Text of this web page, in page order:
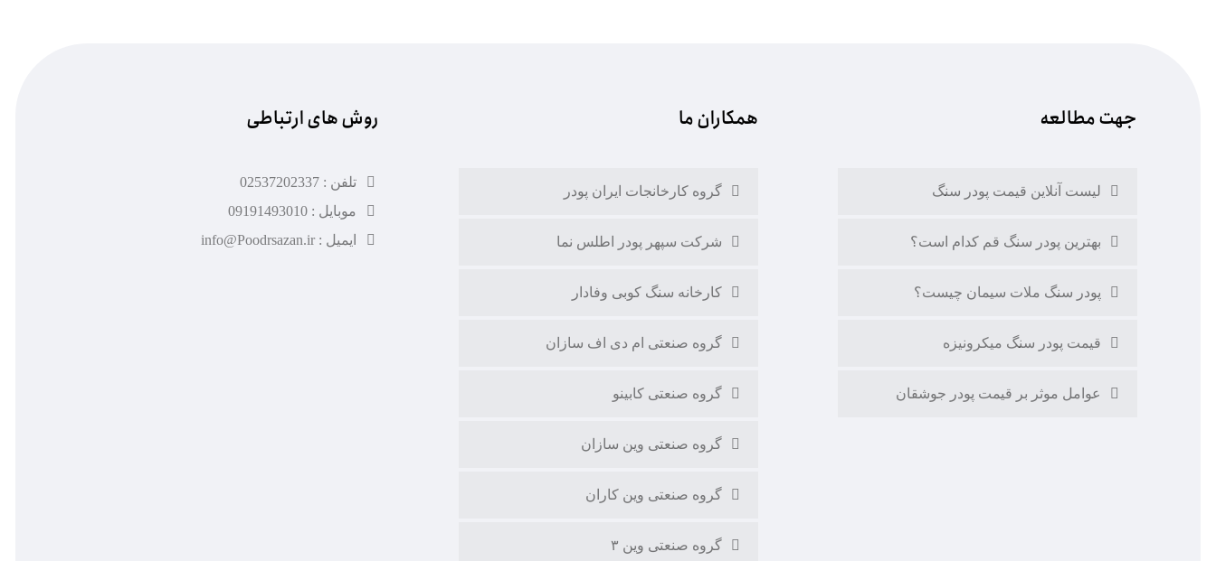
جهت مطالعه
لیست آنلاین قیمت پودر سنگ
بهترین پودر سنگ قم کدام است؟
پودر سنگ ملات سیمان چیست؟
قیمت پودر سنگ میکرونیزه
عوامل موثر بر قیمت پودر جوشقان
همکاران ما
گروه کارخانجات ایران پودر
شرکت سپهر پودر اطلس نما
کارخانه سنگ کوبی وفادار
گروه صنعتی ام دی اف سازان
گروه صنعتی کابینو
گروه صنعتی وین سازان
گروه صنعتی وین کاران
گروه صنعتی وین ۳
روش های ارتباطی
تلفن : 02537202337
موبایل : 09191493010
ایمیل : info@Poodrsazan.ir